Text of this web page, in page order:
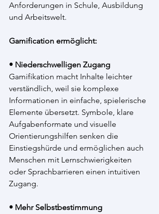
Anforderungen in Schule, Ausbildung
und Arbeitswelt.
Gamification ermöglicht:
• Niederschwelligen Zugang
Gamifikation macht Inhalte leichter
verständlich, weil sie komplexe
Informationen in einfache, spielerische
Elemente übersetzt. Symbole, klare
Aufgabenformate und visuelle
Orientierungshilfen senken die
Einstiegshürde und ermöglichen auch
Menschen mit Lernschwierigkeiten
oder Sprachbarrieren einen intuitiven
Zugang.
• Mehr Selbstbestimmung